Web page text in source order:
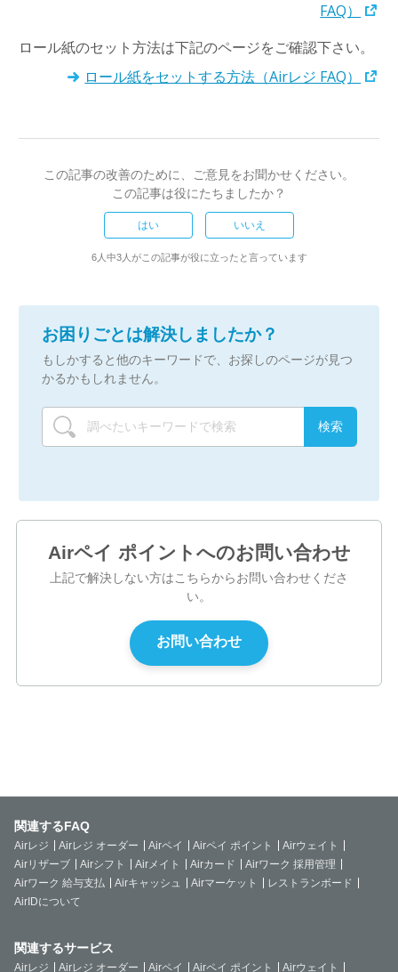
FAQ）
ロール紙のセット方法は下記のページをご確認下さい。
ロール紙をセットする方法（Airレジ FAQ）
この記事の改善のために、ご意見をお聞かせください。
この記事は役にたちましたか？
はい いいえ
6人中3人がこの記事が役に立ったと言っています
お困りごとは解決しましたか？
もしかすると他のキーワードで、お探しのページが見つ
かるかもしれません。
Airペイ ポイントへのお問い合わせ
上記で解決しない方はこちらからお問い合わせくださ
い。
関連するFAQ
Airレジ Airレジ オーダー Airペイ Airペイ ポイント
Airウェイト
Airリザーブ
Airシフト Airメイト Airカード
Airワーク 採用管理
Airワーク 給与支払
Airキャッシュ Airマーケット
レストランボード
AirIDについて
関連するサービス
Airレジ Airレジ オーダー Airペイ Airペイ ポイント Airウェイト